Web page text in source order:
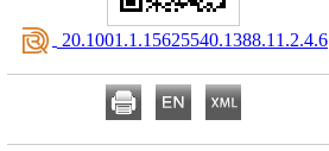
‎ 20.1001.1.15625540.1388.11.2.4.6